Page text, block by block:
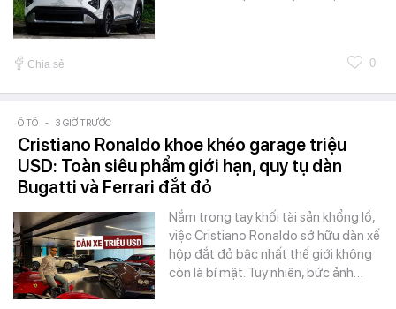
Chia sẻ 0
Ô TÔ - 3 GIỜ TRƯỚC
Cristiano Ronaldo khoe khéo garage triệu
USD: Toàn siêu phẩm giới hạn, quy tụ dàn
Bugatti và Ferrari đắt đỏ
Nắm trong tay khối tài sản khổng lồ,
việc Cristiano Ronaldo sở hữu dàn xế
hộp đắt đỏ bậc nhất thế giới không
còn là bí mật. Tuy nhiên, bức ảnh…